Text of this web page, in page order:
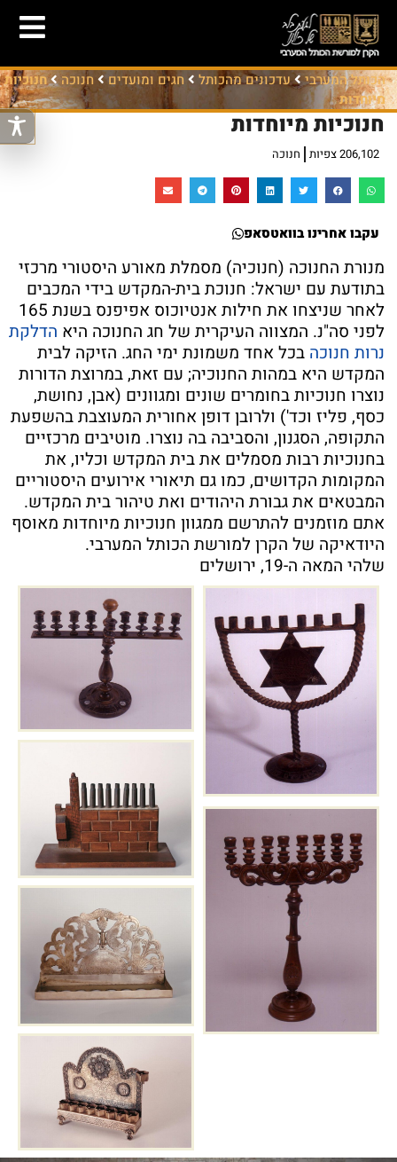
הכותל המערבי עדכונים מהכותל חגים ומועדים חנוכה
חנוכיות
מיוחדות
חנוכיות מיוחדות
206,102 צפיות חנוכה
עקבו אחרינו בוואטסאפ
מנורת החנוכה (חנוכיה) מסמלת מאורע היסטורי מרכזי
בתודעת עם ישראל: חנוכת בית-המקדש בידי המכבים
לאחר שניצחו את חילות אנטיוכוס אפיפנס בשנת 165
לפני סה"נ. המצווה העיקרית של חג החנוכה היא הדלקת
נרות חנוכה בכל אחד משמונת ימי החג. הזיקה לבית
המקדש היא במהות החנוכיה; עם זאת, במרוצת הדורות
נוצרו חנוכיות בחומרים שונים ומגוונים (אבן, נחושת,
כסף, פליז וכד') ולרובן דופן אחורית המעוצבת בהשפעת
התקופה, הסגנון, והסביבה בה נוצרו. מוטיבים מרכזיים
בחנוכיות רבות מסמלים את בית המקדש וכליו, את
המקומות הקדושים, כמו גם תיאורי אירועים היסטוריים
המבטאים את גבורת היהודים ואת טיהור בית המקדש.
אתם מוזמנים להתרשם ממגוון חנוכיות מיוחדות מאוסף
היודאיקה של הקרן למורשת הכותל המערבי.
שלהי המאה ה-19, ירושלים